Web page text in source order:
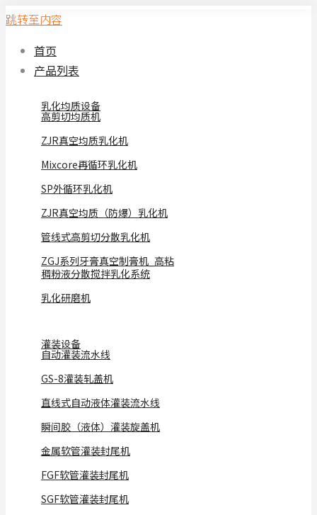
跳转至内容
首页
产品列表
乳化均质设备
高剪切均质机
ZJR真空均质乳化机
Mixcore再循环乳化机
SP外循环乳化机
ZJR真空均质（防爆）乳化机
管线式高剪切分散乳化机
ZGJ系列牙膏真空制膏机_高粘
稠粉液分散搅拌乳化系统
乳化研磨机
灌装设备
自动灌装流水线
GS-8灌装轧盖机
直线式自动液体灌装流水线
瞬间胶（液体）灌装旋盖机
金属软管灌装封尾机
FGF软管灌装封尾机
SGF软管灌装封尾机